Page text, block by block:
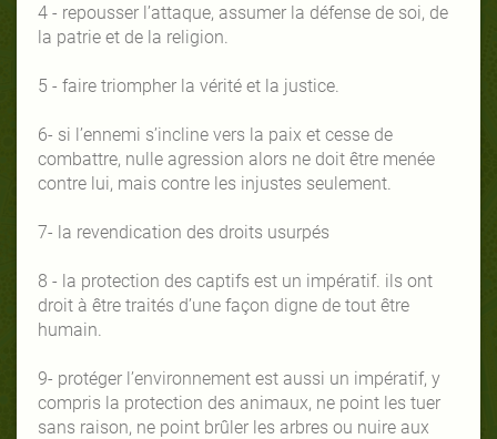
4 - repousser l’attaque, assumer la défense de soi, de
la patrie et de la religion.
5 - faire triompher la vérité et la justice.
6- si l’ennemi s’incline vers la paix et cesse de
combattre, nulle agression alors ne doit être menée
contre lui, mais contre les injustes seulement.
7- la revendication des droits usurpés
8 - la protection des captifs est un impératif. ils ont
droit à être traités d’une façon digne de tout être
humain.
9- protéger l’environnement est aussi un impératif, y
compris la protection des animaux, ne point les tuer
sans raison, ne point brûler les arbres ou nuire aux